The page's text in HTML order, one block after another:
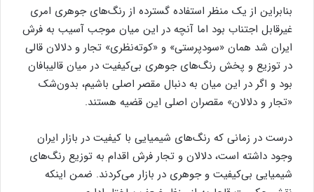
بنابراین از یک منظر استفاده گسترده از رنگ‌های جوهری امری
غیرقابل اجتناب بود اما آنچه در این میان موجب آسیب به فرش
ایران شد همان «سودپرستی» و «کوته‌نظری» تجار و دلالان قالی
در توزیع و پخش رنگ‌های جوهری بی‌کیفیت در میان قالیبافان
بود‌ و اگر در این میان به دنبال مقصر اصلی باشیم، بدون‌شک
«تجار و دلالان» مقصران اصلی این قضیه هستند.
درست در زمانی که رنگ‌های شیمیایی با کیفیت در بازار ایران
وجود داشته است، دلالان و تجار فرش‌ اقدام به توزیع رنگ‌های
شیمیایی بی‌کیفیت و جوهری در بازار می‌کردند. ضمن اینکه